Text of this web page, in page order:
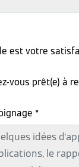
est votre
vous prêt(e) à
*